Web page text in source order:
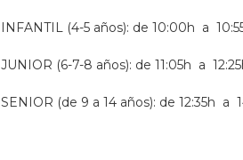
INFANTIL (4-5 años): de 10:00h a
JUNIOR (6-7-8 años): de 11:05h a
SENIOR (de 9 a 14 años): de 12:35h a